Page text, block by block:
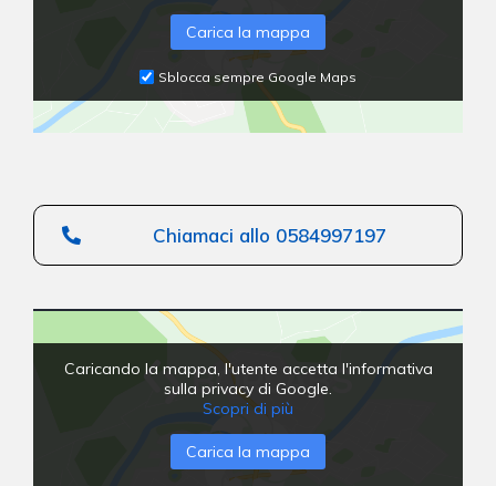
Carica la mappa
Sblocca sempre Google Maps
Chiamaci allo 0584997197
Caricando la mappa, l'utente accetta l'informativa
sulla privacy di Google.
Scopri di più
Carica la mappa